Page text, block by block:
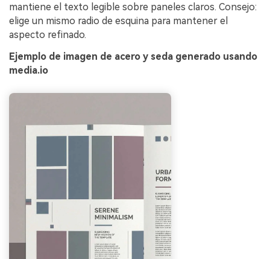
mantiene el texto legible sobre paneles claros. Consejo:
elige un mismo radio de esquina para mantener el
aspecto refinado.
Ejemplo de imagen de acero y seda generado usando
media.io